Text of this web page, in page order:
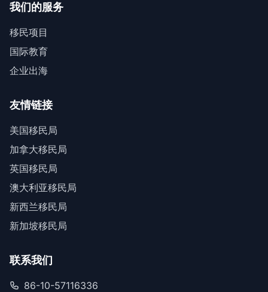
我们的服务
移民项目
国际教育
企业出海
友情链接
美国移民局
加拿大移民局
英国移民局
澳大利亚移民局
新西兰移民局
新加坡移民局
联系我们
86-10-57116336